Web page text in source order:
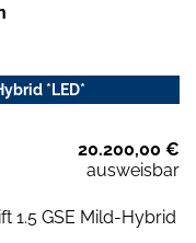
*LED*
20.200,00 €
ausweisbar